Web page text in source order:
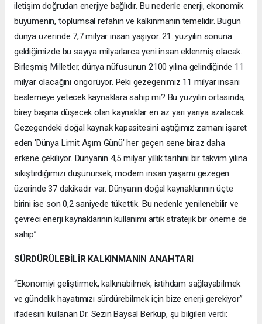
iletişim doğrudan enerjiye bağlıdır. Bu nedenle enerji, ekonomik
büyümenin, toplumsal refahın ve kalkınmanın temelidir. Bugün
dünya üzerinde 7,7 milyar insan yaşıyor. 21. yüzyılın sonuna
geldiğimizde bu sayıya milyarlarca yeni insan eklenmiş olacak.
Birleşmiş Milletler, dünya nüfusunun 2100 yılına gelindiğinde 11
milyar olacağını öngörüyor. Peki gezegenimiz 11 milyar insanı
beslemeye yetecek kaynaklara sahip mi? Bu yüzyılın ortasında,
birey başına düşecek olan kaynaklar en az yarı yarıya azalacak.
Gezegendeki doğal kaynak kapasitesini aştığımız zamanı işaret
eden 'Dünya Limit Aşım Günü' her geçen sene biraz daha
erkene çekiliyor. Dünyanın 4,5 milyar yıllık tarihini bir takvim yılına
sıkıştırdığımızı düşünürsek, modern insan yaşamı gezegen
üzerinde 37 dakikadır var. Dünyanın doğal kaynaklarının üçte
birini ise son 0,2 saniyede tükettik. Bu nedenle yenilenebilir ve
çevreci enerji kaynaklarının kullanımı artık stratejik bir öneme de
sahip”
SÜRDÜRÜLEBİLİR KALKINMANIN ANAHTARI
“Ekonomiyi geliştirmek, kalkınabilmek, istihdam sağlayabilmek
ve gündelik hayatımızı sürdürebilmek için bize enerji gerekiyor”
ifadesini kullanan Dr. Sezin Baysal Berkup, şu bilgileri verdi: